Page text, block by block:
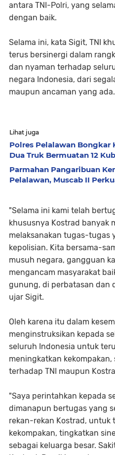
antara TNI-Polri, yang
dengan baik.
Selama ini, kata Sigit, TNI
terus bersinergi dalam
dan nyaman terhadap
negara Indonesia, dari
maupun ancaman yang ada.
Lihat juga
Polres Pelalawan Bongkar
Dua Truk Bermuatan 12
Parmahan Pangaribuan
Pelalawan, Muscab II
"Selama ini kami telah
khususnya Kostrad banyak
melaksanakan tugas-tugas
kepolisian. Kita bersama-
musuh negara, gangguan
mengancam masyarakat
gunung, di perbatasan dan
ujar Sigit.
Oleh karena itu dalam
menginstruksikan kepada
seluruh Indonesia untuk
meningkatkan
terhadap TNI maupun
"Saya perintahkan kepada
dimanapun bertugas yang
rekan-rekan Kostrad, untuk
kekompakan, tingkatkan
sebagai keluarga besar.